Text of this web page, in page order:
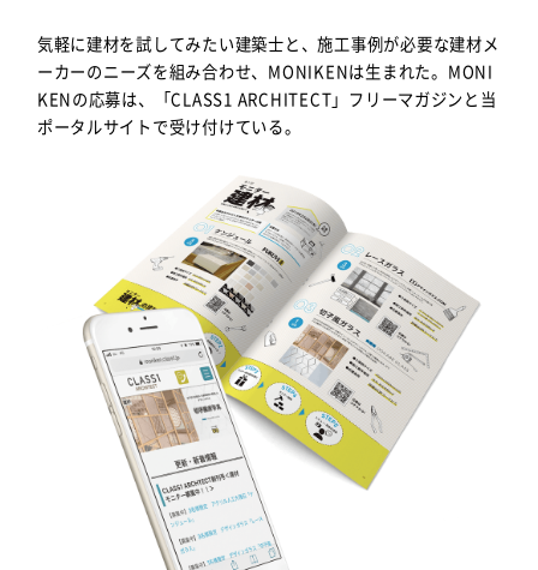
気軽に建材を試してみたい建築士と、施工事例が必要な建材メ
ーカーのニーズを組み合わせ、MONIKENは生まれた。MONI
KENの応募は、「CLASS1 ARCHITECT」フリーマガジンと当
ポータルサイトで受け付けている。